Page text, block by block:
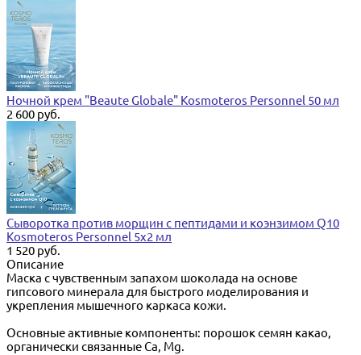
Ночной крем "Beaute Globale" Kosmoteros Personnel 50 мл
2 600 руб.
Сыворотка против морщин с пептидами и коэнзимом Q10
Kosmoteros Personnel 5х2 мл
1 520 руб.
Описание
Маска с чувственным запахом шоколада на основе
гипсового минерала для быстрого моделирования и
укрепления мышечного каркаса кожи.
Основные активные компоненты: порошок семян какао,
органически связанные Ca, Mg.